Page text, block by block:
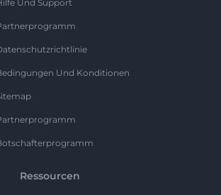
Und Support
Und Konditionen
Ressourcen